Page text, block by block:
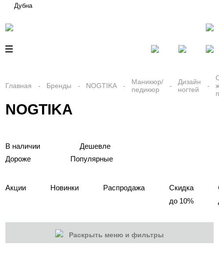
Дубна
Главная Бренды NOGTIKA
Маникюр/
педикюр
Дизайн
ногтей
NOGTIKA
В наличии
Дешевле
Дороже
Популярные
Акции Новинки Распродажа
Скидка
до 10%
Раскрыть меню и фильтры